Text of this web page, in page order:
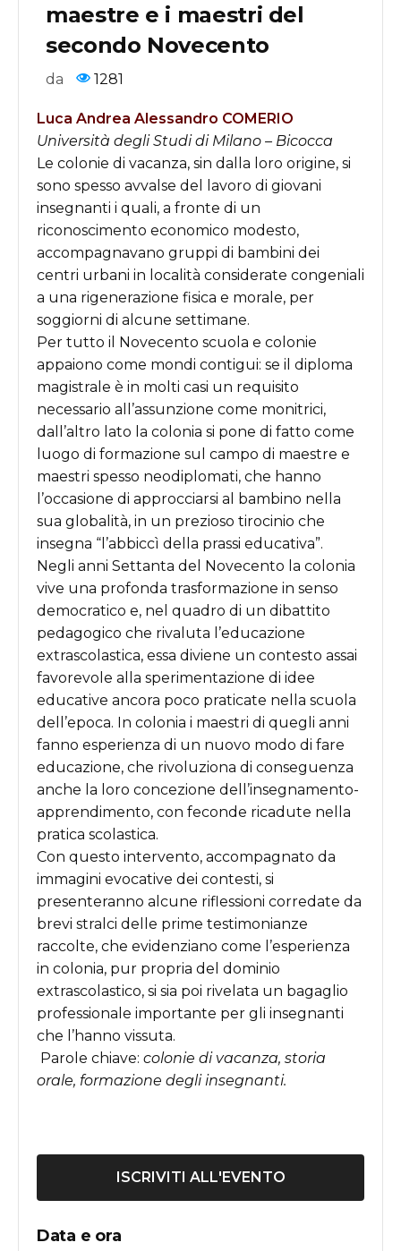
maestre e i maestri del
secondo Novecento
da 1281
Luca Andrea Alessandro COMERIO
Università degli Studi di Milano – Bicocca
Le colonie di vacanza, sin dalla loro origine, si
sono spesso avvalse del lavoro di giovani
insegnanti i quali, a fronte di un
riconoscimento economico modesto,
accompagnavano gruppi di bambini dei
centri urbani in località considerate congeniali
a una rigenerazione fisica e morale, per
soggiorni di alcune settimane.
Per tutto il Novecento scuola e colonie
appaiono come mondi contigui: se il diploma
magistrale è in molti casi un requisito
necessario all ’assunzione come monitrici,
dall ’altro lato la colonia si pone di fatto come
luogo di formazione sul campo di maestre e
maestri spesso neodiplomati, che hanno
’occasione di approcciarsi al bambino nella
sua globalità, in un prezioso tirocinio che
insegna “ ’abbiccì della prassi educativa”.
Negli anni Settanta del Novecento la colonia
vive una profonda trasformazione in senso
democratico e, nel quadro di un dibattito
pedagogico che rivaluta l ’educazione
extrascolastica, essa diviene un contesto assai
favorevole alla sperimentazione di idee
educative ancora poco praticate nella scuola
dell ’epoca. In colonia i maestri di quegli anni
fanno esperienza di un nuovo modo di fare
educazione, che rivoluziona di conseguenza
anche la loro concezione dell ’insegnamento-
apprendimento, con feconde ricadute nella
pratica scolastica.
Con questo intervento, accompagnato da
immagini evocative dei contesti, si
presenteranno alcune riflessioni corredate da
brevi stralci delle prime testimonianze
raccolte, che evidenziano come l ’esperienza
in colonia, pur propria del dominio
extrascolastico, si sia poi rivelata un bagaglio
professionale importante per gli insegnanti
che l ’hanno vissuta.
Parole chiave: colonie di vacanza, storia
orale, formazione degli insegnanti.
ISCRIVITI ALL'EVENTO
Data e ora